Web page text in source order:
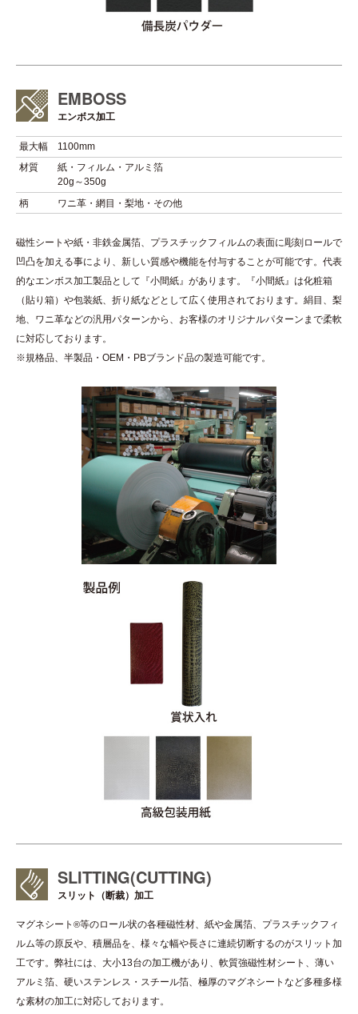
EMBOSS
エンボス加工
最大幅
1100mm
材質
紙・フィルム・アルミ箔
20g～350g
柄
ワニ革・網目・梨地・その他
磁性シートや紙・非鉄金属箔、プラスチックフィルムの表面に彫刻ロールで
凹凸を加える事により、新しい質感や機能を付与することが可能です。代表
的なエンボス加工製品として『小間紙』があります。『小間紙』は化粧箱
（貼り箱）や包装紙、折り紙などとして広く使用されております。絹目、梨
地、ワニ革などの汎用パターンから、お客様のオリジナルパターンまで柔軟
に対応しております。
※規格品、半製品・OEM・PBブランド品の製造可能です。
SLITTING(CUTTING)
スリット（断裁）加工
マグネシート ®等のロール状の各種磁性材、紙や金属箔、プラスチックフィ
ルム等の原反や、積層品を、様々な幅や長さに連続切断するのがスリット加
工です。弊社には、大小13台の加工機があり、軟質強磁性材シート、薄い
アルミ箔、硬いステンレス・スチール箔、極厚のマグネシートなど多種多様
な素材の加工に対応しております。